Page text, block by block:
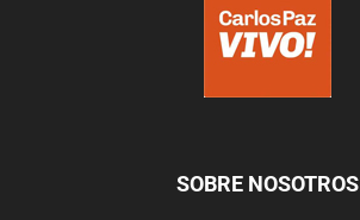
SOBRE NOSOTROS